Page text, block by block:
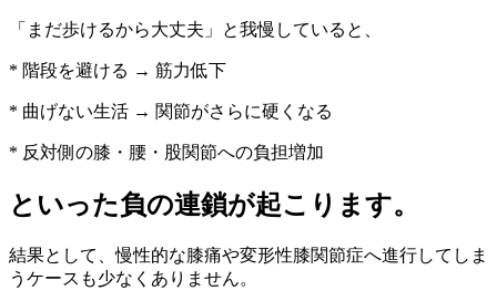
「まだ歩けるから大丈夫」と我慢していると、
* 階段を避ける → 筋力低下
* 曲げない生活 → 関節がさらに硬くなる
* 反対側の膝・腰・股関節への負担増加
といった負の連鎖が起こります。
結果として、慢性的な膝痛や変形性膝関節症へ進行してしま
うケースも少なくありません。